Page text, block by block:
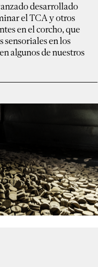
desarrollado
el TCA y otros
en el corcho, que
sensoriales en los
algunos de nuestros